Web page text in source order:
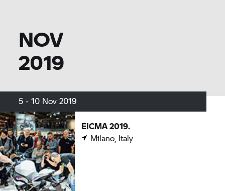
NOV
2019
5 - 10 Nov 2019
EICMA 2019.
Milano, Italy